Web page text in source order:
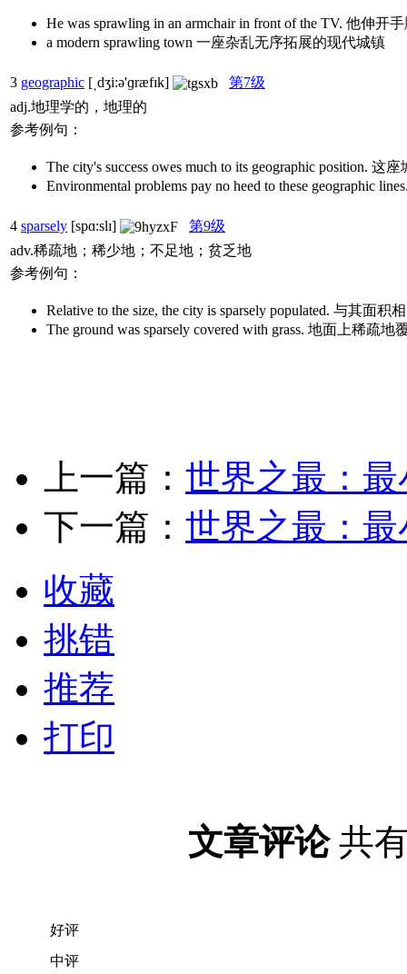
He was sprawling in an armchair in front of the TV. 他伸
a modern sprawling town 一座杂乱无序拓展的现代城镇
3 geographic [ˌdʒi:ə'ɡræfɪk]
第7级
adj.地理学的，地理的
参考例句：
The city's success owes much to its geographic position.
Environmental problems pay no heed to these
4 sparsely [spɑ:slɪ]
第9级
adv.稀疏地；稀少地；不足地；贫乏地
参考例句：
Relative to the size, the city is sparsely populated. 与其
The ground was sparsely covered with grass. 地面上稀疏
上一篇： 世界之最：
下一篇： 世界之最：
收藏
挑错
推荐
打印
文章评论共